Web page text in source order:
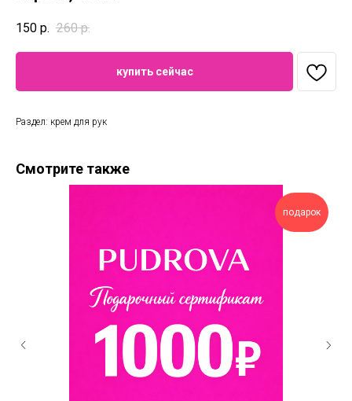
150 р. 260 р.
купить сейчас
Раздел: крем для рук
Смотрите также
подарок